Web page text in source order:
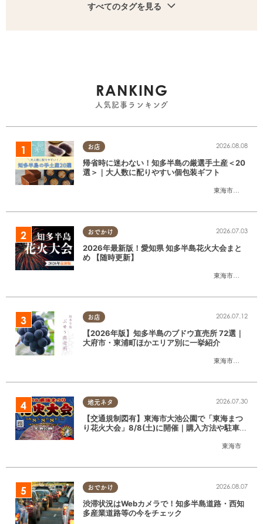
すべてのタグを見る
RANKING
人気記事ランキング
お店
東海市大府市
2026.08.08
帰省時に迷わない！知多半島の厳選手土産＜20
選＞｜大人数に配りやすい個包装ギフト
おでかけ
東海市大府市
2026.07.03
2026年最新版！愛知県 知多半島花火大会まと
め 【随時更新】
お店
東海市大府市
2026.07.12
【2026年版】知多半島のブドウ直売所 72選｜
大府市・東浦町ほかエリア別に一挙紹介
地元ネタ
東海市
2026.07.30
【交通規制図有】東海市大池公園で「東海まつ
り花火大会」8/8(土)に開催｜購入方法や駐車場
おでかけ 2026.08.07
渋滞状況はWebカメラで！知多半島道路・西知
多産業道路等の今をチェック